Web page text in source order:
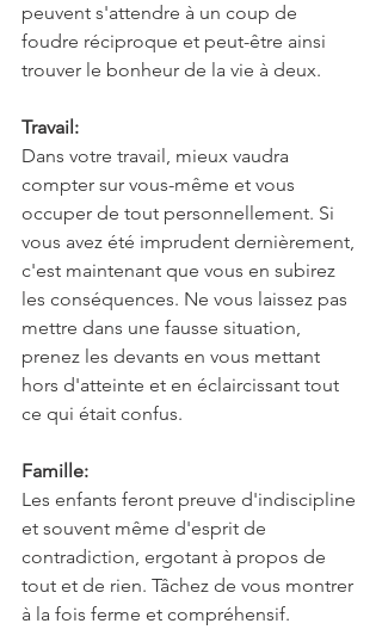
peuvent s'attendre à un coup de
foudre réciproque et peut-être ainsi
trouver le bonheur de la vie à deux.
Travail:
Dans votre travail, mieux vaudra
compter sur vous-même et vous
occuper de tout personnellement. Si
vous avez été imprudent dernièrement,
c'est maintenant que vous en subirez
les conséquences. Ne vous laissez pas
mettre dans une fausse situation,
prenez les devants en vous mettant
hors d'atteinte et en éclaircissant tout
ce qui était confus.
Famille:
Les enfants feront preuve d'indiscipline
et souvent même d'esprit de
contradiction, ergotant à propos de
tout et de rien. Tâchez de vous montrer
à la fois ferme et compréhensif.